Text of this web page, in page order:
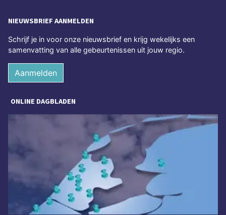
NIEUWSBRIEF AANMELDEN
Schrijf je in voor onze nieuwsbrief en krijg wekelijks een
samenvatting van alle gebeurtenissen uit jouw regio.
Aanmelden
ONLINE DAGBLADEN